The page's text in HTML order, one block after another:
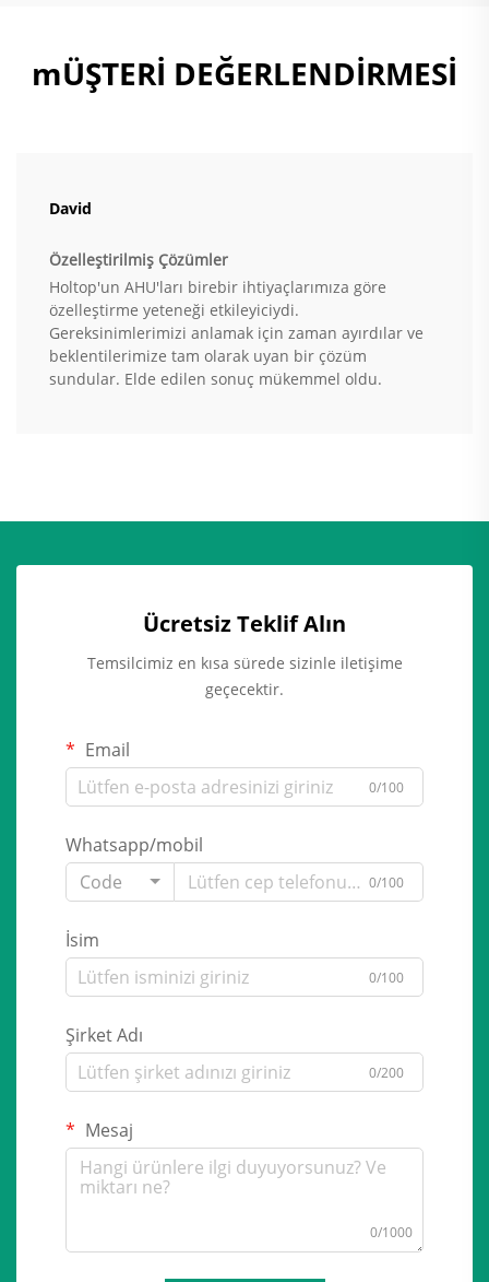
mÜŞTERİ DEĞERLENDİRMESİ
David
Özelleştirilmiş Çözümler
Holtop'un AHU'ları birebir ihtiyaçlarımıza göre
özelleştirme yeteneği etkileyiciydi.
Gereksinimlerimizi anlamak için zaman ayırdılar ve
beklentilerimize tam olarak uyan bir çözüm
sundular. Elde edilen sonuç mükemmel oldu.
Ücretsiz Teklif Alın
Temsilcimiz en kısa sürede sizinle iletişime
geçecektir.
Email
0/100
Whatsapp/mobil
Code
0/100
İsim
0/100
Şirket Adı
0/200
Mesaj
0/1000